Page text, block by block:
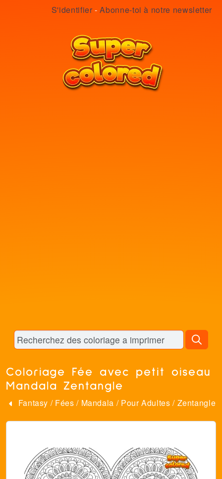
S'identifier -Abonne-toi à notre newsletter
Coloriage Fée avec petit oiseau
Mandala Zentangle
Fantasy / Fées / Mandala / Pour Adultes / Zentangle